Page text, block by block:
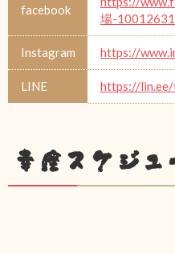
facebook
場-
Instagram https://
LINE https://
幸座スケジュ